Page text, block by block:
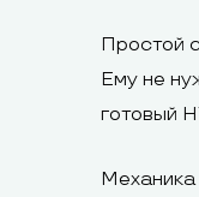
Простой
Ему не
готовый
Механика